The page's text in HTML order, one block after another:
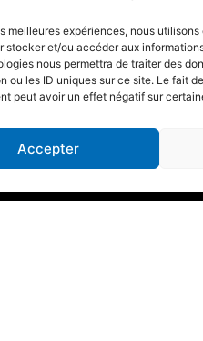
meilleures expériences, nous
stocker et/ou accéder aux
nous permettra de traiter des
ou les ID uniques sur ce site. Le fait
peut avoir un effet négatif sur
Accepter